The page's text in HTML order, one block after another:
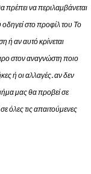
πρέπει να περιλαμβάνεται
στο προφίλ του Το
ή αν αυτό κρίνεται
στον αναγνώστη ποιο
ή οι αλλαγές. αν δεν
μας θα προβεί σε
όλες τις απαιτούμενες